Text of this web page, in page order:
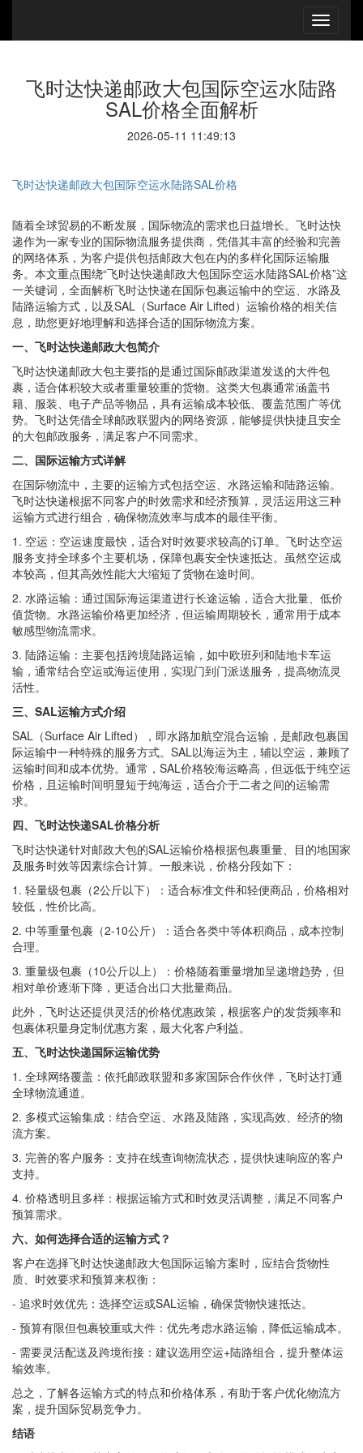
飞时达快递邮政大包国际空运水陆路
SAL价格全面解析
2026-05-11 11:49:13
飞时达快递邮政大包国际空运水陆路SAL价格
随着全球贸易的不断发展，国际物流的需求也日益增长。飞时达快
递作为一家专业的国际物流服务提供商，凭借其丰富的经验和完善
的网络体系，为客户提供包括邮政大包在内的多样化国际运输服
务。本文重点围绕“飞时达快递邮政大包国际空运水陆路SAL价格”这
一关键词，全面解析飞时达快递在国际包裹运输中的空运、水路及
陆路运输方式，以及SAL（Surface Air Lifted）运输价格的相关信
息，助您更好地理解和选择合适的国际物流方案。
一、飞时达快递邮政大包简介
飞时达快递邮政大包主要指的是通过国际邮政渠道发送的大件包
裹，适合体积较大或者重量较重的货物。这类大包裹通常涵盖书
籍、服装、电子产品等物品，具有运输成本较低、覆盖范围广等优
势。飞时达凭借全球邮政联盟内的网络资源，能够提供快捷且安全
的大包邮政服务，满足客户不同需求。
二、国际运输方式详解
在国际物流中，主要的运输方式包括空运、水路运输和陆路运输。
飞时达快递根据不同客户的时效需求和经济预算，灵活运用这三种
运输方式进行组合，确保物流效率与成本的最佳平衡。
1. 空运：空运速度最快，适合对时效要求较高的订单。飞时达空运
服务支持全球多个主要机场，保障包裹安全快速抵达。虽然空运成
本较高，但其高效性能大大缩短了货物在途时间。
2. 水路运输：通过国际海运渠道进行长途运输，适合大批量、低价
值货物。水路运输价格更加经济，但运输周期较长，通常用于成本
敏感型物流需求。
3. 陆路运输：主要包括跨境陆路运输，如中欧班列和陆地卡车运
输，通常结合空运或海运使用，实现门到门派送服务，提高物流灵
活性。
三、SAL运输方式介绍
SAL（Surface Air Lifted），即水路加航空混合运输，是邮政包裹国
际运输中一种特殊的服务方式。SAL以海运为主，辅以空运，兼顾了
运输时间和成本优势。通常，SAL价格较海运略高，但远低于纯空运
价格，且运输时间明显短于纯海运，适合介于二者之间的运输需
求。
四、飞时达快递SAL价格分析
飞时达快递针对邮政大包的SAL运输价格根据包裹重量、目的地国家
及服务时效等因素综合计算。一般来说，价格分段如下：
1. 轻量级包裹（2公斤以下）：适合标准文件和轻便商品，价格相对
较低，性价比高。
2. 中等重量包裹（2-10公斤）：适合各类中等体积商品，成本控制
合理。
3. 重量级包裹（10公斤以上）：价格随着重量增加呈递增趋势，但
相对单价逐渐下降，更适合出口大批量商品。
此外，飞时达还提供灵活的价格优惠政策，根据客户的发货频率和
包裹体积量身定制优惠方案，最大化客户利益。
五、飞时达快递国际运输优势
1. 全球网络覆盖：依托邮政联盟和多家国际合作伙伴，飞时达打通
全球物流通道。
2. 多模式运输集成：结合空运、水路及陆路，实现高效、经济的物
流方案。
3. 完善的客户服务：支持在线查询物流状态，提供快速响应的客户
支持。
4. 价格透明且多样：根据运输方式和时效灵活调整，满足不同客户
预算需求。
六、如何选择合适的运输方式？
客户在选择飞时达快递邮政大包国际运输方案时，应结合货物性
质、时效要求和预算来权衡：
- 追求时效优先：选择空运或SAL运输，确保货物快速抵达。
- 预算有限但包裹较重或大件：优先考虑水路运输，降低运输成本。
- 需要灵活配送及跨境衔接：建议选用空运+陆路组合，提升整体运
输效率。
总之，了解各运输方式的特点和价格体系，有助于客户优化物流方
案，提升国际贸易竞争力。
结语